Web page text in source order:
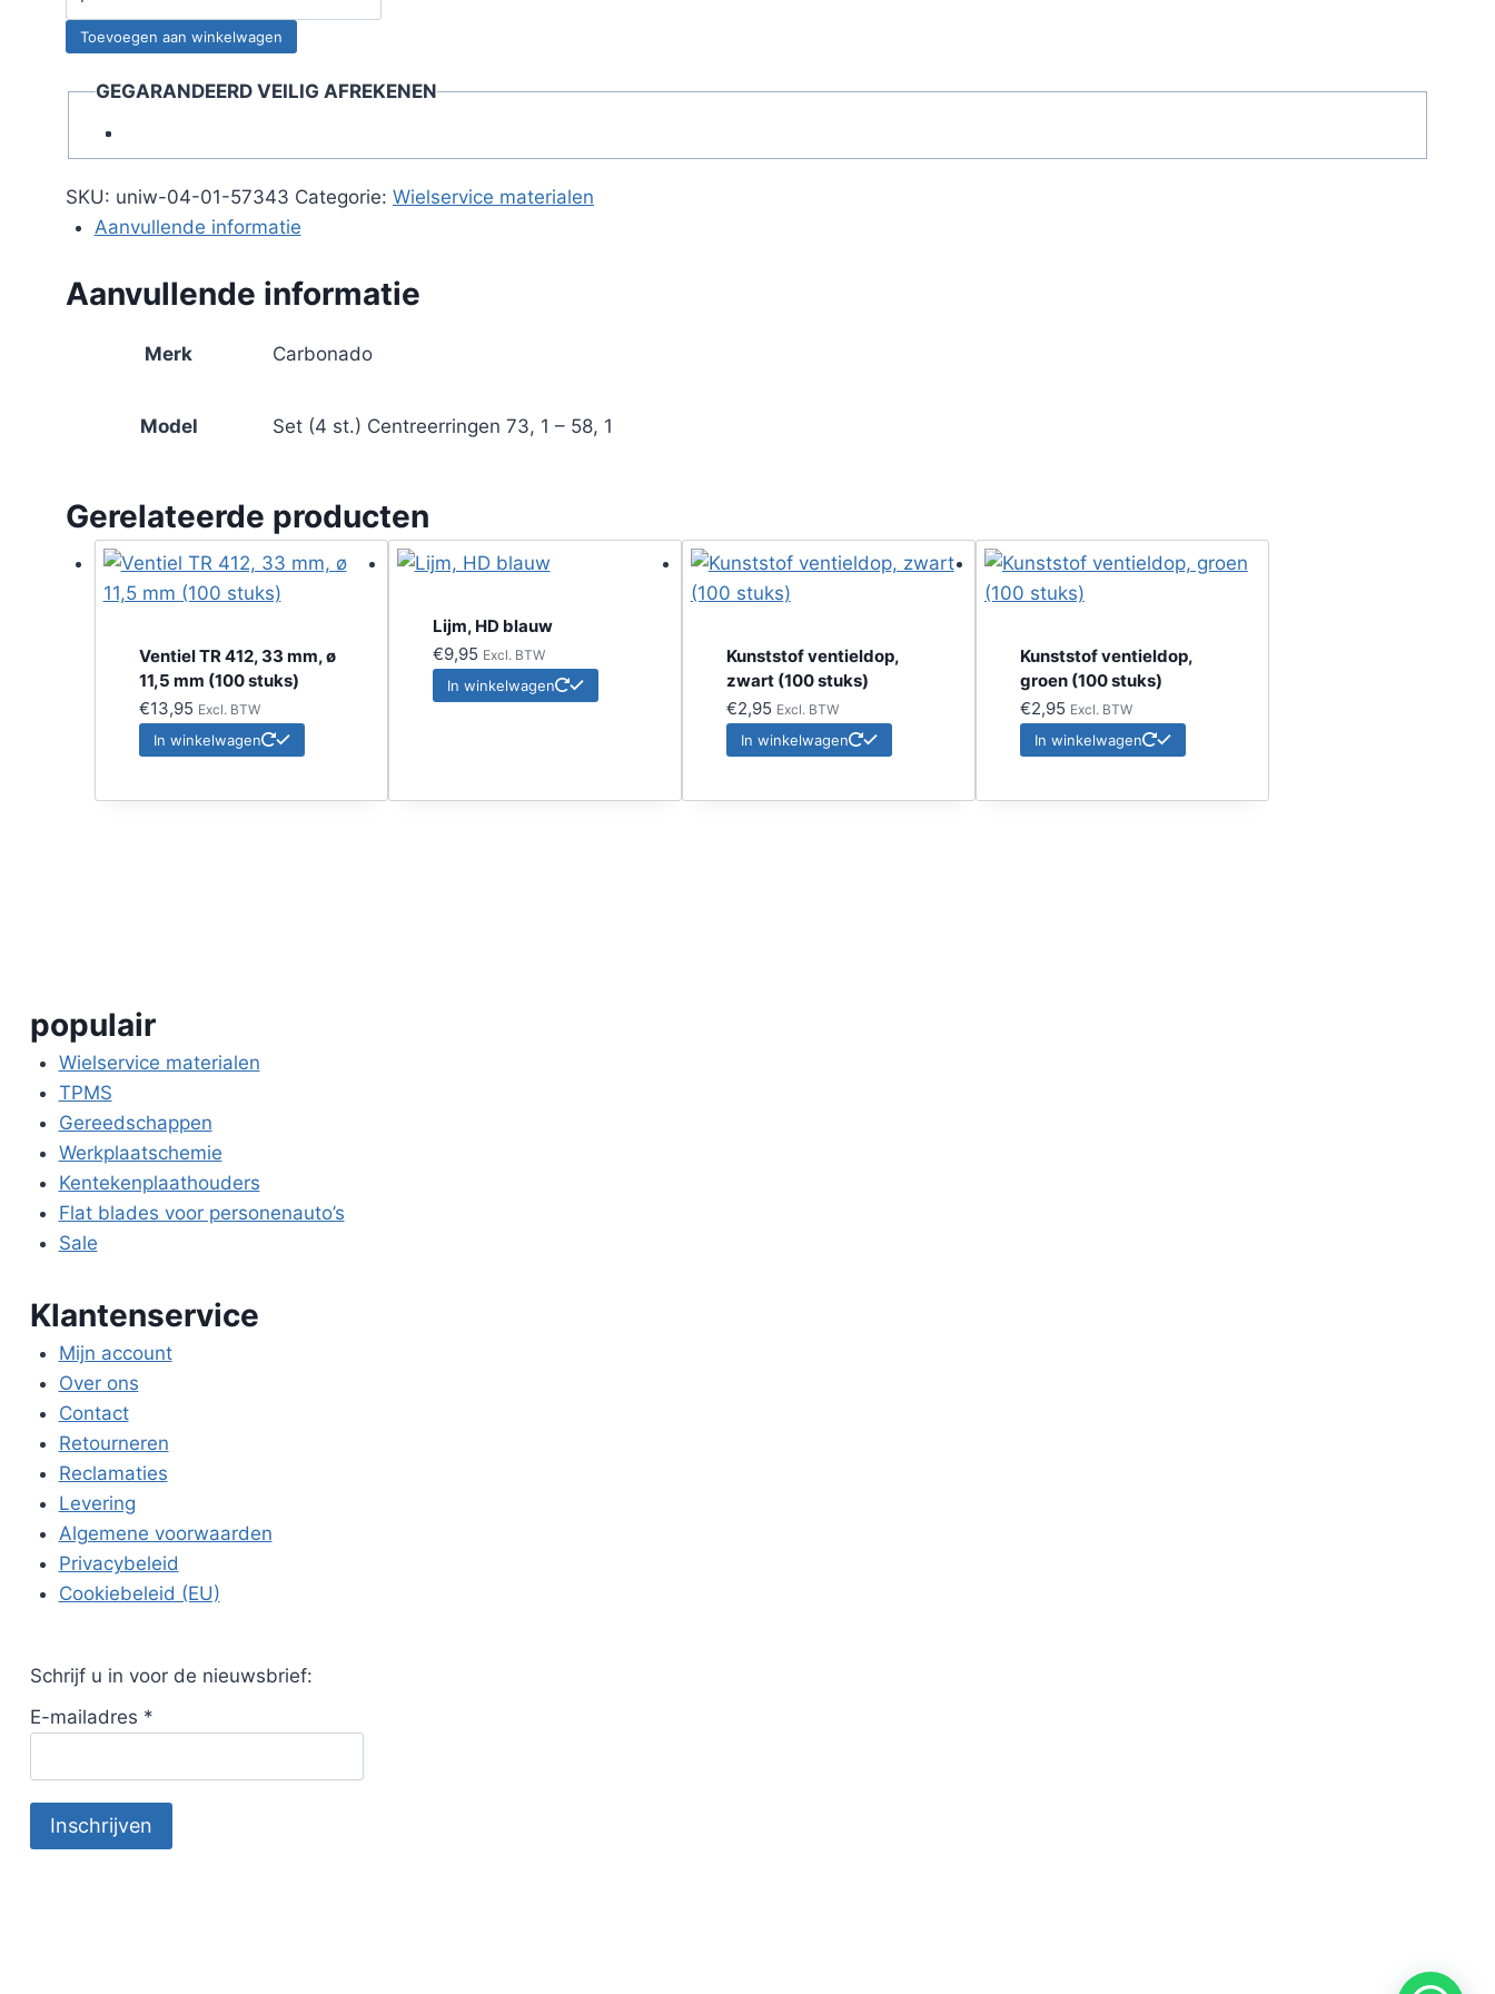
73.1
-
st.)
aantal
Toevoegen aan winkelwagen
GEGARANDEERD VEILIG AFREKENEN
SKU: uniw-04-01-57343 Categorie: Wielservice materialen
Aanvullende informatie
Aanvullende informatie
Merk Carbonado
Model Set (4 st.) Centreerringen 73, 1 – 58, 1
Gerelateerde producten
Ventiel TR 412, 33 mm, ø
11,5 mm (100 stuks)
€13,95 Excl. BTW
In winkelwagen
Lijm, HD blauw
€9,95 Excl. BTW
In winkelwagen
Kunststof ventieldop,
zwart (100 stuks)
€2,95 Excl. BTW
In winkelwagen
Kunststof ventieldop,
groen (100 stuks)
€2,95 Excl. BTW
In winkelwagen
populair
Wielservice materialen
TPMS
Gereedschappen
Werkplaatschemie
Kentekenplaathouders
Flat blades voor personenauto’s
Sale
Klantenservice
Mijn account
Over ons
Contact
Retourneren
Reclamaties
Levering
Algemene voorwaarden
Privacybeleid
Cookiebeleid (EU)
Schrijf u in voor de nieuwsbrief:
E-mailadres *